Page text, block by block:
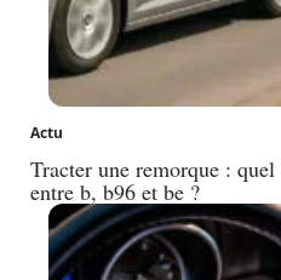
Actu
Tracter une remorque :
entre b, b96 et be ?